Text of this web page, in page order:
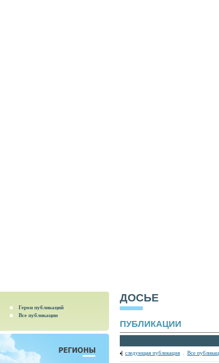
Герои публикаций
Все публикации
ДОСЬЕ
ПУБЛИКАЦИИ
следующая публикация Все